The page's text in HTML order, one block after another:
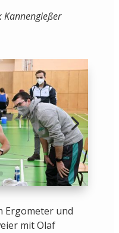
Ergometer und
mit Olaf